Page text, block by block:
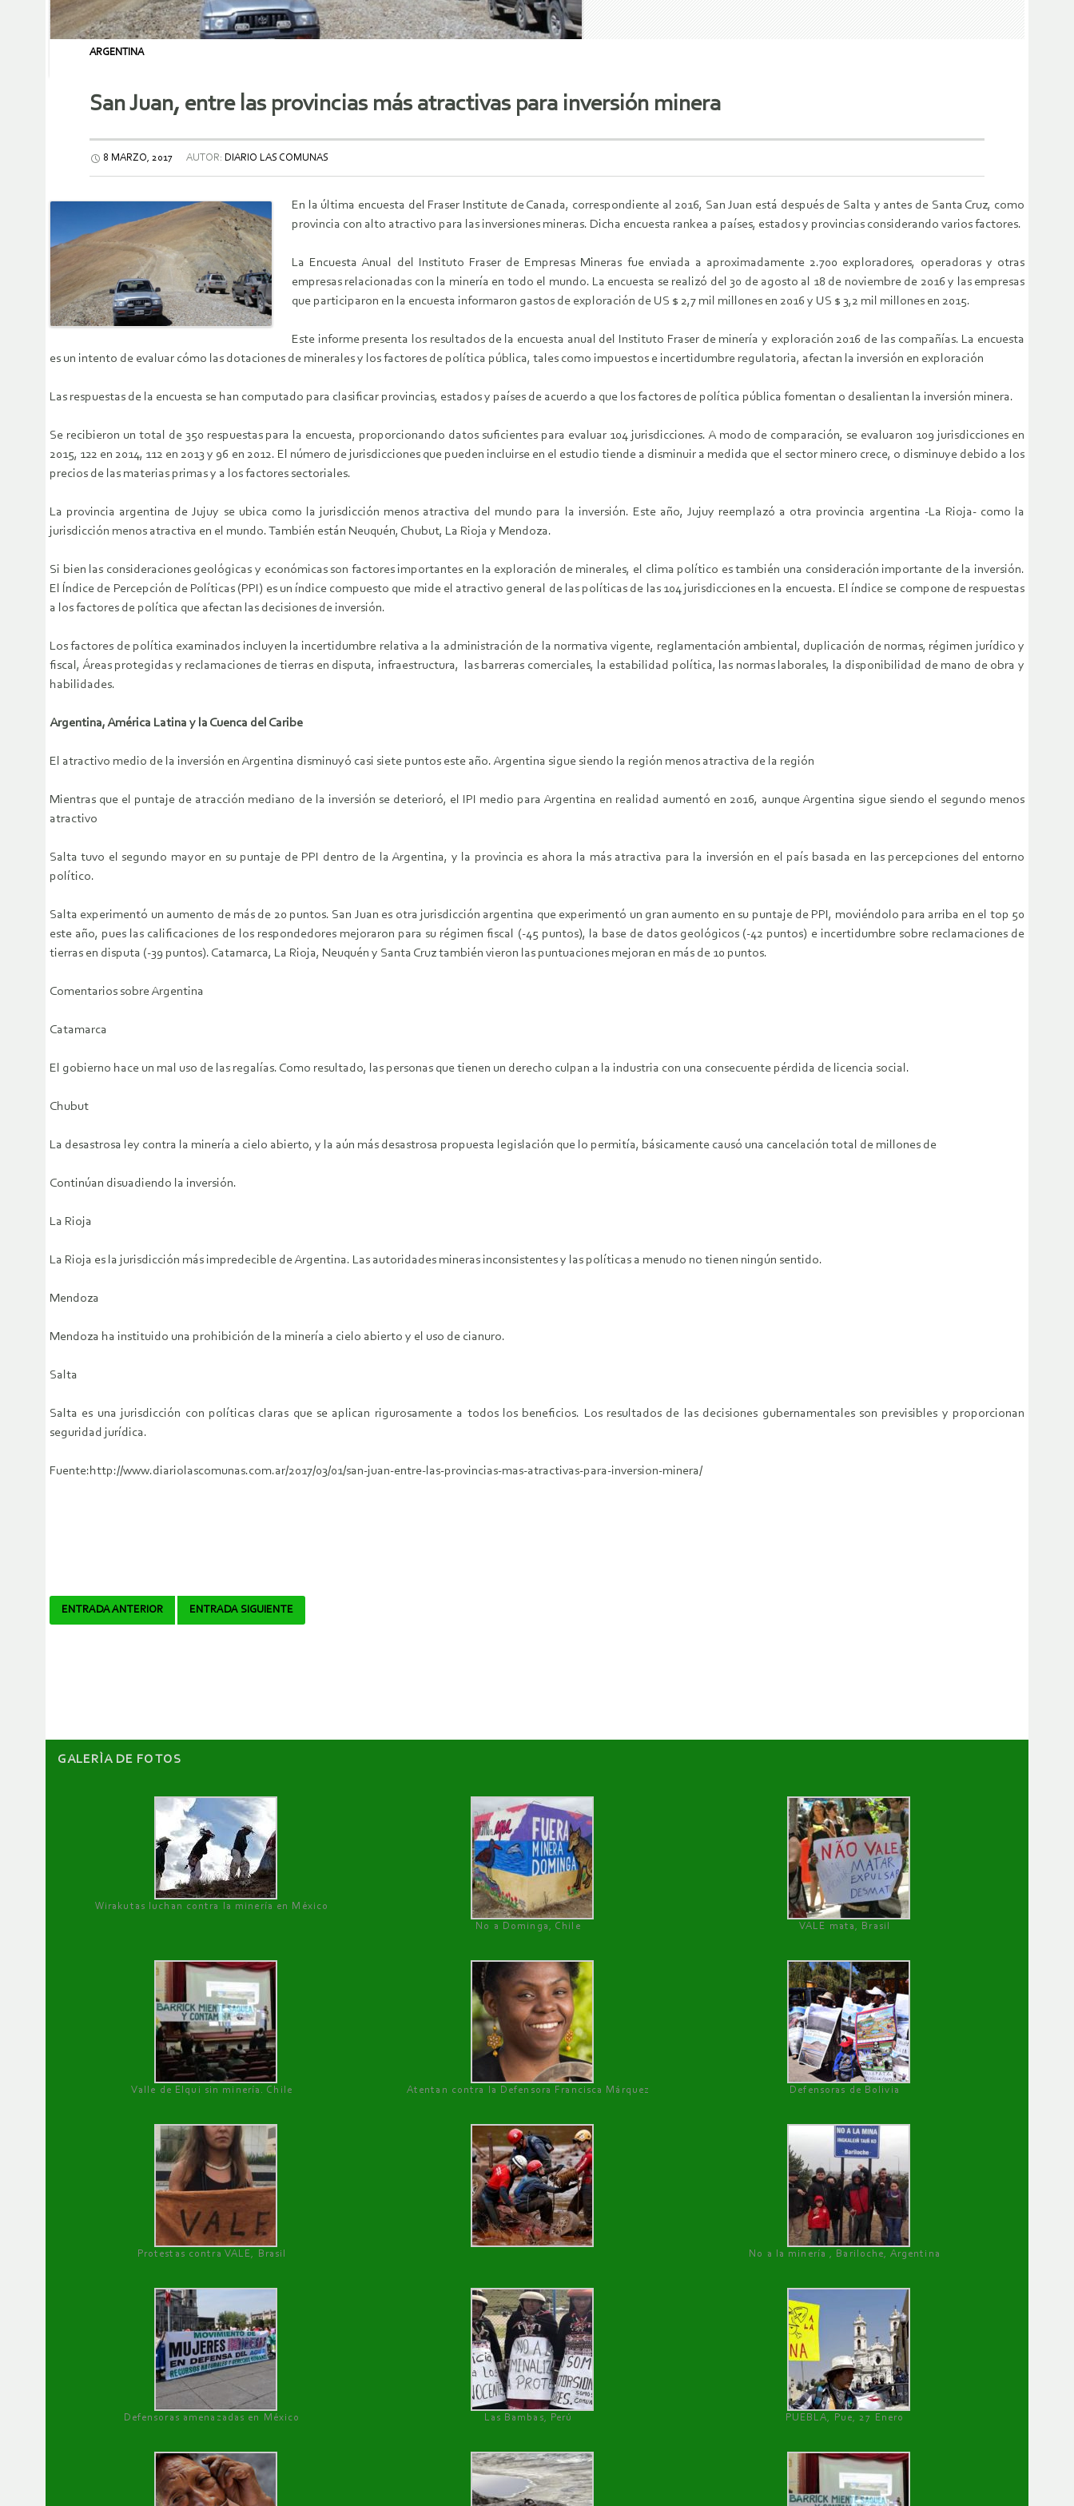
ARGENTINA
San Juan, entre las provincias más atractivas para inversión minera
8 MARZO, 2017 AUTOR: DIARIO LAS COMUNAS
En la última encuesta del Fraser Institute de Canada, correspondiente al 2016, San Juan está después de Salta y antes de Santa Cruz, como
provincia con alto atractivo para las inversiones mineras. Dicha encuesta rankea a países, estados y provincias considerando varios factores.
La Encuesta Anual del Instituto Fraser de Empresas Mineras fue enviada a aproximadamente 2.700 exploradores, operadoras y otras
empresas relacionadas con la minería en todo el mundo. La encuesta se realizó del 30 de agosto al 18 de noviembre de 2016 y las empresas
que participaron en la encuesta informaron gastos de exploración de US $ 2,7 mil millones en 2016 y US $ 3,2 mil millones en 2015.
Este informe presenta los resultados de la encuesta anual del Instituto Fraser de minería y exploración 2016 de las compañías. La encuesta
es un intento de evaluar cómo las dotaciones de minerales y los factores de política pública, tales como impuestos e incertidumbre regulatoria, afectan la inversión en exploración
Las respuestas de la encuesta se han computado para clasificar provincias, estados y países de acuerdo a que los factores de política pública fomentan o desalientan la inversión minera.
Se recibieron un total de 350 respuestas para la encuesta, proporcionando datos suficientes para evaluar 104 jurisdicciones. A modo de comparación, se evaluaron 109 jurisdicciones en
2015, 122 en 2014, 112 en 2013 y 96 en 2012. El número de jurisdicciones que pueden incluirse en el estudio tiende a disminuir a medida que el sector minero crece, o disminuye debido a los
precios de las materias primas y a los factores sectoriales.
La provincia argentina de Jujuy se ubica como la jurisdicción menos atractiva del mundo para la inversión. Este año, Jujuy reemplazó a otra provincia argentina -La Rioja- como la
jurisdicción menos atractiva en el mundo. También están Neuquén, Chubut, La Rioja y Mendoza.
Si bien las consideraciones geológicas y económicas son factores importantes en la exploración de minerales, el clima político es también una consideración importante de la inversión.
El Índice de Percepción de Políticas (PPI) es un índice compuesto que mide el atractivo general de las políticas de las 104 jurisdicciones en la encuesta. El índice se compone de respuestas
a los factores de política que afectan las decisiones de inversión.
Los factores de política examinados incluyen la incertidumbre relativa a la administración de la normativa vigente, reglamentación ambiental, duplicación de normas, régimen jurídico y
fiscal, Áreas protegidas y reclamaciones de tierras en disputa, infraestructura, las barreras comerciales, la estabilidad política, las normas laborales, la disponibilidad de mano de obra y
habilidades.
Argentina, América Latina y la Cuenca del Caribe
El atractivo medio de la inversión en Argentina disminuyó casi siete puntos este año. Argentina sigue siendo la región menos atractiva de la región
Mientras que el puntaje de atracción mediano de la inversión se deterioró, el IPI medio para Argentina en realidad aumentó en 2016, aunque Argentina sigue siendo el segundo menos
atractivo
Salta tuvo el segundo mayor en su puntaje de PPI dentro de la Argentina, y la provincia es ahora la más atractiva para la inversión en el país basada en las percepciones del entorno
político.
Salta experimentó un aumento de más de 20 puntos. San Juan es otra jurisdicción argentina que experimentó un gran aumento en su puntaje de PPI, moviéndolo para arriba en el top 50
este año, pues las calificaciones de los respondedores mejoraron para su régimen fiscal (-45 puntos), la base de datos geológicos (-42 puntos) e incertidumbre sobre reclamaciones de
tierras en disputa (-39 puntos). Catamarca, La Rioja, Neuquén y Santa Cruz también vieron las puntuaciones mejoran en más de 10 puntos.
Comentarios sobre Argentina
Catamarca
El gobierno hace un mal uso de las regalías. Como resultado, las personas que tienen un derecho culpan a la industria con una consecuente pérdida de licencia social.
Chubut
La desastrosa ley contra la minería a cielo abierto, y la aún más desastrosa propuesta legislación que lo permitía, básicamente causó una cancelación total de millones de
Continúan disuadiendo la inversión.
La Rioja
La Rioja es la jurisdicción más impredecible de Argentina. Las autoridades mineras inconsistentes y las políticas a menudo no tienen ningún sentido.
Mendoza
Mendoza ha instituido una prohibición de la minería a cielo abierto y el uso de cianuro.
Salta
Salta es una jurisdicción con políticas claras que se aplican rigurosamente a todos los beneficios. Los resultados de las decisiones gubernamentales son previsibles y proporcionan
seguridad jurídica.
Fuente:http://www.diariolascomunas.com.ar/2017/03/01/san-juan-entre-las-provincias-mas-atractivas-para-inversion-minera/
Navegador
ENTRADA ANTERIOR ENTRADA SIGUIENTE
GALERÌA DE FOTOS
Wirakutas luchan contra la minería en México
No a Dominga, Chile
VALE mata, Brasil
Valle de Elqui sin minería. Chile Atentan contra la Defensora Francisca Márquez Defensoras de Bolivia
Protestas contra VALE, Brasil No a la minería , Bariloche, Argentina
Defensoras amenazadas en México Las Bambas, Perú PUEBLA, Pue, 27 Enero